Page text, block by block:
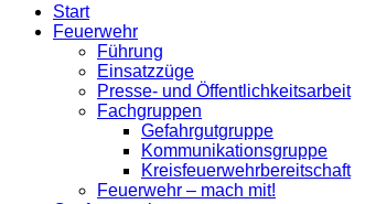
Start
Feuerwehr
Führung
Einsatzzüge
Presse- und Öffentlichkeitsarbeit
Fachgruppen
Gefahrgutgruppe
Kommunikationsgruppe
Kreisfeuerwehrbereitschaft
Feuerwehr – mach mit!